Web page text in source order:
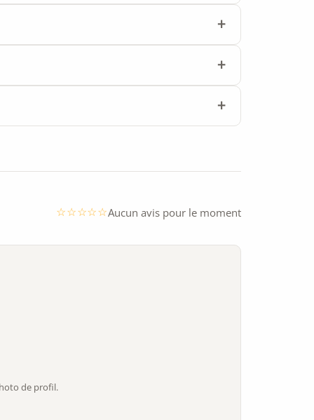
Aucun avis pour le moment
de profil.